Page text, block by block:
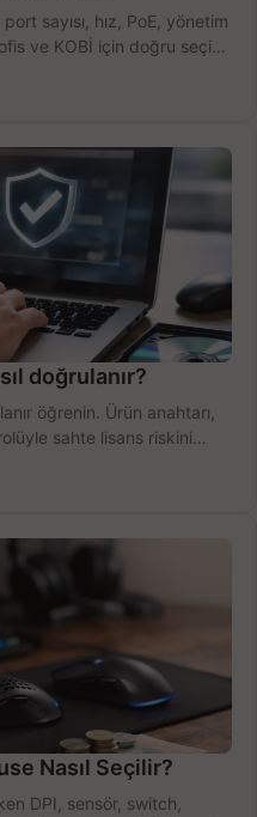
sayısı, hız, PoE, yönetim
ve KOBİ için doğru seçimi
doğrulanır?
öğrenin. Ürün anahtarı,
sahte lisans riskini
Nasıl Seçilir?
DPI, sensör, switch,